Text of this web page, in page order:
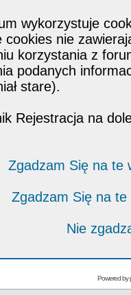
wykorzystuje
cookies nie
korzystania z
podanych
stare).
Rejestracja na
Zgadzam Się na te
Zgadzam Się na
Nie
Powered by